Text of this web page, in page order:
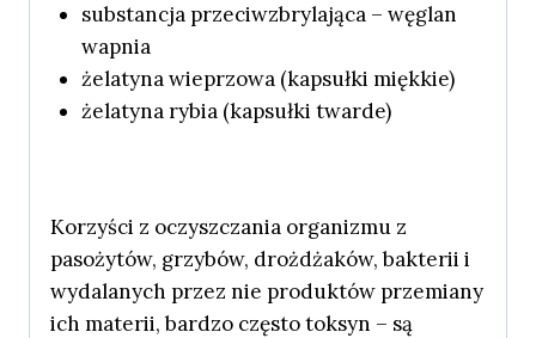
substancja przeciwzbrylająca – węglan
wapnia
żelatyna wieprzowa (kapsułki miękkie)
żelatyna rybia (kapsułki twarde)
Korzyści z oczyszczania organizmu z
pasożytów, grzybów, drożdżaków, bakterii i
wydalanych przez nie produktów przemiany
ich materii, bardzo często toksyn – są